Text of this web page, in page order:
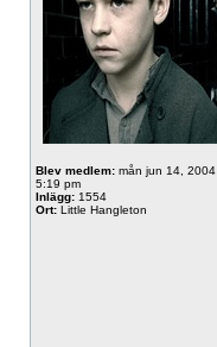
Blev medlem: mån jun 14, 2004
5:19 pm
Inlägg: 1554
Ort: Little Hangleton